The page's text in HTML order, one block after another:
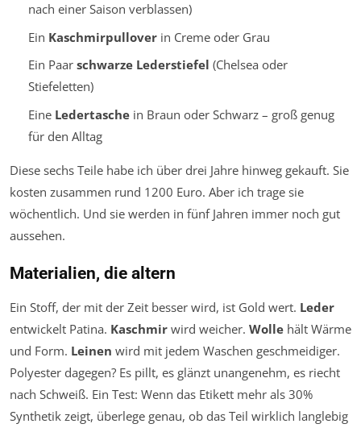
nach einer Saison verblassen)
Ein Kaschmirpulloverin Creme oder Grau
Ein Paar schwarze Lederstiefel (Chelsea oder
Stiefeletten)
Eine Ledertaschein Braun oder Schwarz – groß genug
für den Alltag
Diese sechs Teile habe ich über drei Jahre hinweg gekauft. Sie
kosten zusammen rund 1200 Euro. Aber ich trage sie
wöchentlich. Und sie werden in fünf Jahren immer noch gut
aussehen.
Materialien, die altern
Ein Stoff, der mit der Zeit besser wird, ist Gold wert. Leder
entwickelt Patina. Kaschmir wird weicher. Wolle hält Wärme
und Form. Leinen wird mit jedem Waschen geschmeidiger.
Polyester dagegen? Es pillt, es glänzt unangenehm, es riecht
nach Schweiß. Ein Test: Wenn das Etikett mehr als 30%
Synthetik zeigt, überlege genau, ob das Teil wirklich langlebig